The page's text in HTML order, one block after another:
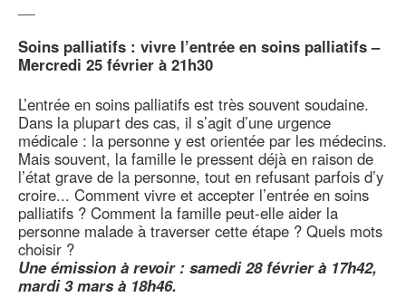
Soins palliatifs : vivre l’entrée en soins palliatifs –
Mercredi 25 février à 21h30
L’entrée en soins palliatifs est très souvent soudaine.
Dans la plupart des cas, il s’agit d’une urgence
médicale : la personne y est orientée par les médecins.
Mais souvent, la famille le pressent déjà en raison de
l’état grave de la personne, tout en refusant parfois d’y
croire... Comment vivre et accepter l’entrée en soins
palliatifs ? Comment la famille peut-elle aider la
personne malade à traverser cette étape ? Quels mots
choisir ?
Une émission à revoir : samedi 28 février à 17h42,
mardi 3 mars à 18h46.